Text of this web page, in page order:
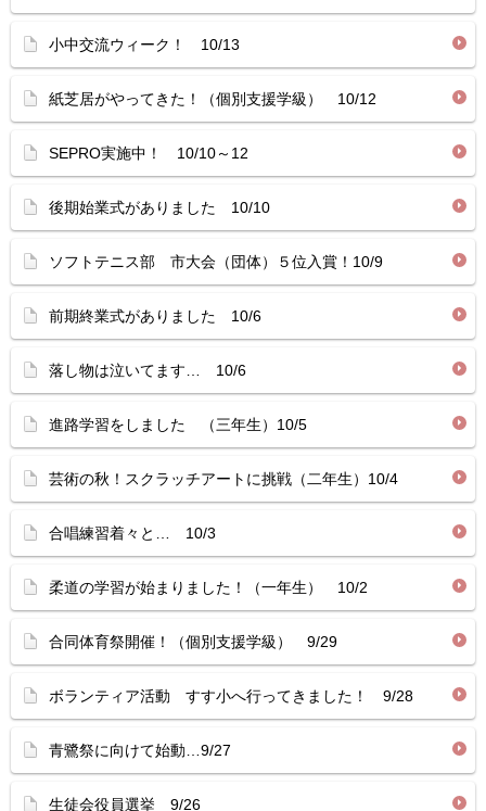
小中交流ウィーク！ 10/13
紙芝居がやってきた！（個別支援学級） 10/12
SEPRO実施中！ 10/10～12
後期始業式がありました 10/10
ソフトテニス部 市大会（団体）５位入賞！10/9
前期終業式がありました 10/6
落し物は泣いてます… 10/6
進路学習をしました （三年生）10/5
芸術の秋！スクラッチアートに挑戦（二年生）10/4
合唱練習着々と… 10/3
柔道の学習が始まりました！（一年生） 10/2
合同体育祭開催！（個別支援学級） 9/29
ボランティア活動 すす小へ行ってきました！ 9/28
青鷺祭に向けて始動…9/27
生徒会役員選挙 9/26